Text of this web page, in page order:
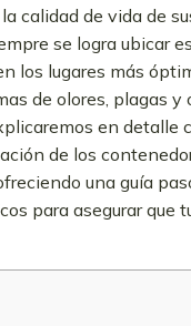
calidad de vida de
se logra ubicar
los lugares más
de olores, plagas y
en detalle
de los
una guía
para asegurar que